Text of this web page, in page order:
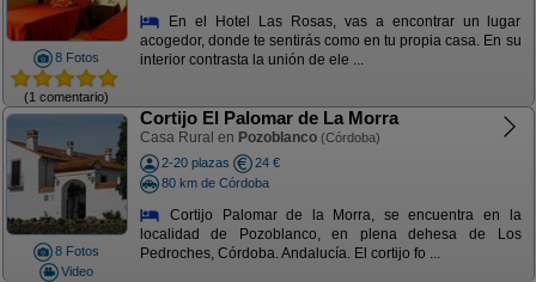
8 Fotos
(1 comentario)
En el Hotel Las Rosas, vas a encontrar un lugar
acogedor, donde te sentirás como en tu propia casa. En su
interior contrasta la unión de ele ...
8 Fotos
Video
Cortijo El Palomar de La Morra
Casa Rural en Pozoblanco (Córdoba)
2-20 plazas
24 €
80 km de Córdoba
Cortijo Palomar de la Morra, se encuentra en la
localidad de Pozoblanco, en plena dehesa de Los
Pedroches, Córdoba. Andalucía. El cortijo fo ...